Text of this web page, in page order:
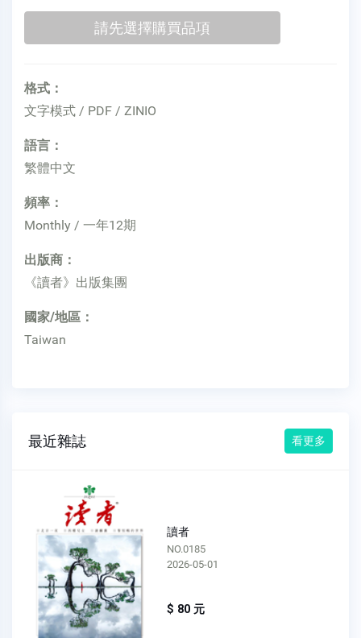
格式：
文字模式 / PDF / ZINIO
語言：
繁體中文
頻率：
Monthly / 一年12期
出版商：
《讀者》出版集團
國家/地區：
Taiwan
最近雜誌 看更多
讀者
NO.0184
2026-04-01
$ 80 元